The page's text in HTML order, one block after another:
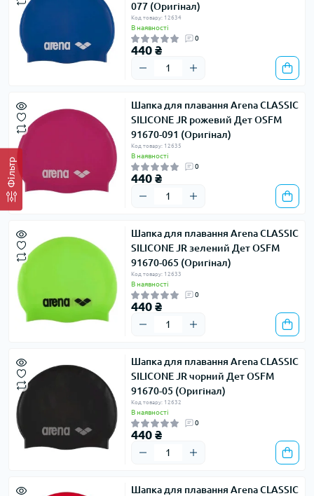
Фільтр
077 (Оригінал)
Код товару: 12634
В наявності
0
440 ₴
Шапка для плавання Arena CLASSIC
SILICONE JR рожевий Дет OSFM
91670-091 (Оригінал)
Код товару: 12635
В наявності
0
440 ₴
Шапка для плавання Arena CLASSIC
SILICONE JR зелений Дет OSFM
91670-065 (Оригінал)
Код товару: 12633
В наявності
0
440 ₴
Шапка для плавання Arena CLASSIC
SILICONE JR чорний Дет OSFM
91670-05 (Оригінал)
Код товару: 12632
В наявності
0
440 ₴
Шапка для плавання Arena CLASSIC